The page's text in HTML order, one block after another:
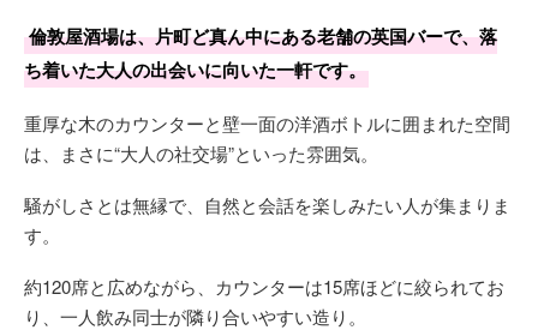
倫敦屋酒場は、片町ど真ん中にある老舗の英国バーで、落
ち着いた大人の出会いに向いた一軒です。
重厚な木のカウンターと壁一面の洋酒ボトルに囲まれた空間
は、まさに“大人の社交場”といった雰囲気。
騒がしさとは無縁で、自然と会話を楽しみたい人が集まりま
す。
約120席と広めながら、カウンターは15席ほどに絞られてお
り、一人飲み同士が隣り合いやすい造り。